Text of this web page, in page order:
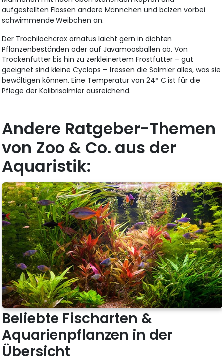
aufgestellten Flossen andere Männchen und balzen vorbei
schwimmende Weibchen an.
Der Trochilocharax ornatus laicht gern in dichten
Pflanzenbeständen oder auf Javamoosballen ab. Von
Trockenfutter bis hin zu zerkleinertem Frostfutter – gut
geeignet sind kleine Cyclops – fressen die Salmler alles, was sie
bewältigen können. Eine Temperatur von 24° C ist für die
Pflege der Kolibrisalmler ausreichend.
Andere Ratgeber-Themen
von Zoo & Co. aus der
Aquaristik:
Beliebte Fischarten &
Aquarienpflanzen in der
Übersicht